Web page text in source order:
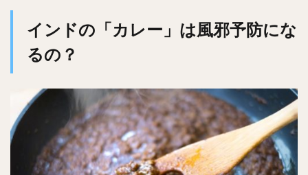
インドの「カレー」は風邪予防にな
るの？